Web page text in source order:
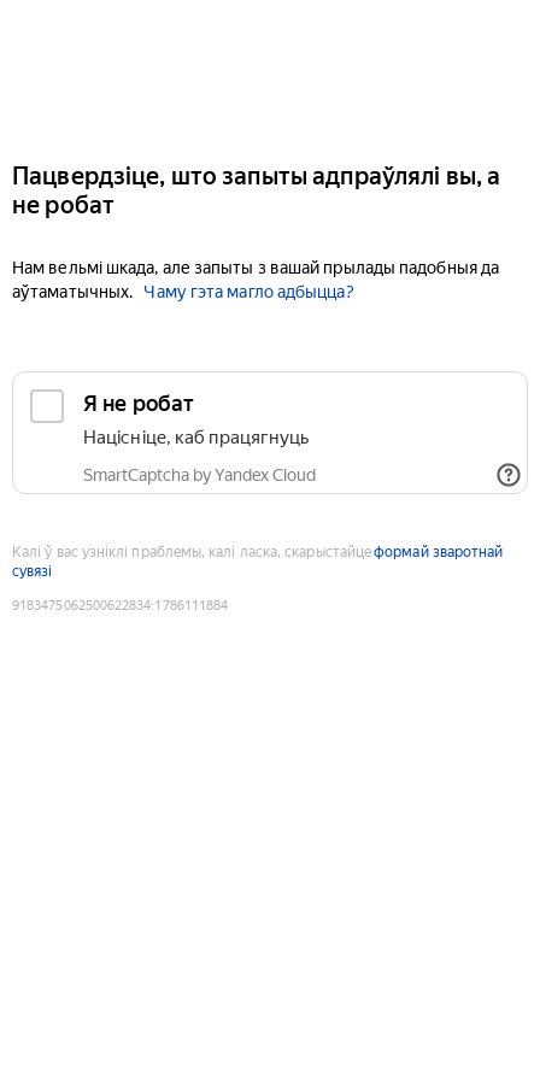
Пацвердзіце, што запыты адпраўлялі вы, а
не робат
Нам вельмі шкада, але запыты з вашай прылады падобныя да
аўтаматычных.
Чаму гэта магло адбыцца?
Я не робат
Націсніце, каб працягнуць
SmartCaptcha by Yandex Cloud
Калі ў вас узніклі праблемы, калі ласка, скарыстайцеформай зваротнай
сувязі
9183475062500622834:1786111884